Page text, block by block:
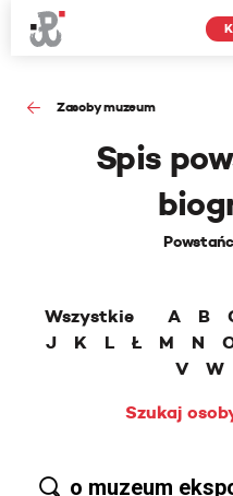
Zasoby muzeum
Spis
Wszystkie A B
J
K L Ł M N
V
W
Szukaj